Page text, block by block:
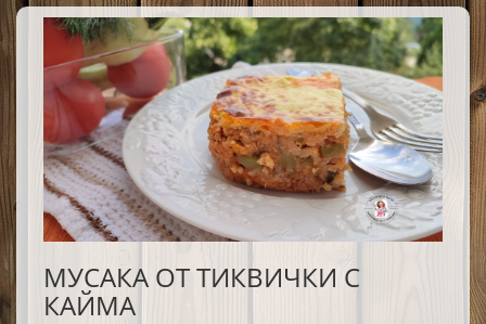
което улавя лятото в най-чистата му
форма.Всяка мида попива от вкуса на соса –
леко солен, деликатно винен, с топъл чеснов
финал. Готови само за минути, тези миди са
едновременно фини и уютни, подходящи
както за непринудена вечер с приятели, така и
за специална среща. А с чаша студено бяло
вино? Истинско блаженство!
МУСАКА ОТ ТИКВИЧКИ С
КАЙМА